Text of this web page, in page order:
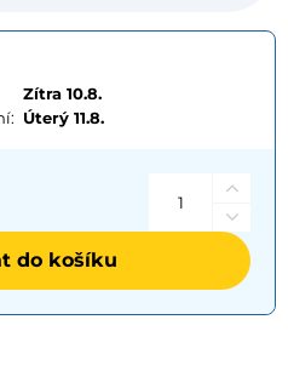
Zítra 10.8.
Úterý 11.8.
do košíku